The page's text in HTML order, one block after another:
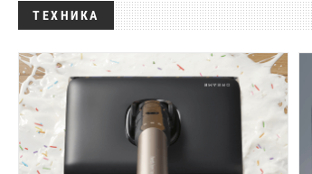
ТЕХНИКА